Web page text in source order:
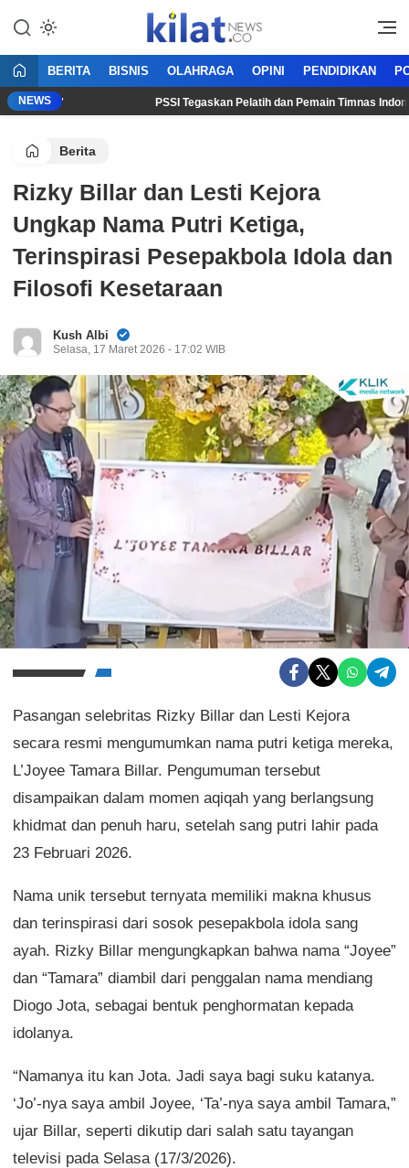
KilatNews.co
Mencerdaskan Anak Bangsa
BERITA BISNIS OLAHRAGA OPINI PENDIDIKAN
NEWS
27 PSSI Tegaskan Pelatih dan Pemain Timnas
Berita
Rizky Billar dan Lesti Kejora
Ungkap Nama Putri Ketiga,
Terinspirasi Pesepakbola Idola dan
Filosofi Kesetaraan
Kush Albi
Selasa, 17 Maret 2026 - 17:02 WIB
Pasangan selebritas Rizky Billar dan Lesti Kejora
secara resmi mengumumkan nama putri ketiga mereka,
L’Joyee Tamara Billar. Pengumuman tersebut
disampaikan dalam momen aqiqah yang berlangsung
khidmat dan penuh haru, setelah sang putri lahir pada
23 Februari 2026.
Nama unik tersebut ternyata memiliki makna khusus
dan terinspirasi dari sosok pesepakbola idola sang
ayah. Rizky Billar mengungkapkan bahwa nama “Joyee”
dan “Tamara” diambil dari penggalan nama mendiang
Diogo Jota, sebagai bentuk penghormatan kepada
idolanya.
“Namanya itu kan Jota. Jadi saya bagi suku katanya.
‘Jo’-nya saya ambil Joyee, ‘Ta’-nya saya ambil Tamara,”
ujar Billar, seperti dikutip dari salah satu tayangan
televisi pada Selasa (17/3/2026).